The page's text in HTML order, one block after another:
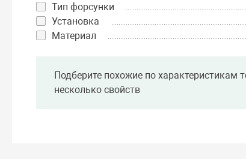
Тип форсунки
Установка
Материал
Подберите похожие по характеристикам
несколько свойств